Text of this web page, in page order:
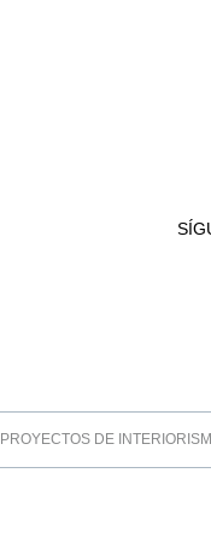
PROYECTOS DE